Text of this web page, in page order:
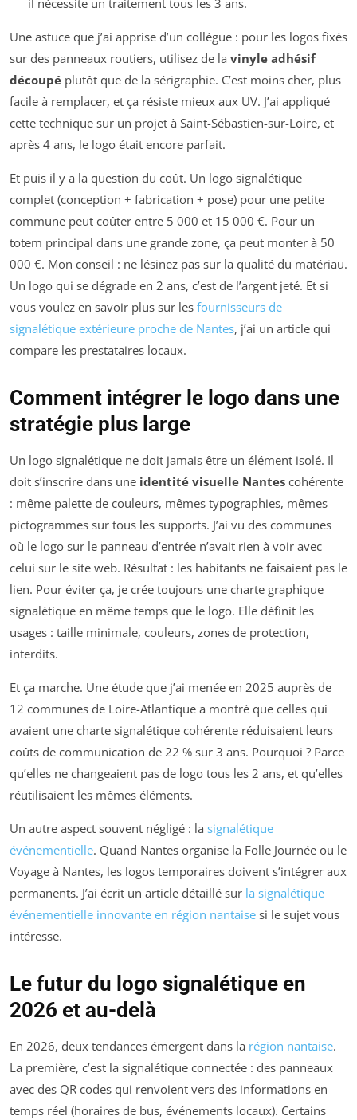
il nécessite un traitement tous les 3 ans.
Une astuce que j’ai apprise d’un collègue : pour les logos fixés
sur des panneaux routiers, utilisez de la vinyle adhésif
découpé plutôt que de la sérigraphie. C’est moins cher, plus
facile à remplacer, et ça résiste mieux aux UV. J’ai appliqué
cette technique sur un projet à Saint-Sébastien-sur-Loire, et
après 4 ans, le logo était encore parfait.
Et puis il y a la question du coût. Un logo signalétique
complet (conception + fabrication + pose) pour une petite
commune peut coûter entre 5 000 et 15 000 €. Pour un
totem principal dans une grande zone, ça peut monter à 50
000 €. Mon conseil : ne lésinez pas sur la qualité du matériau.
Un logo qui se dégrade en 2 ans, c’est de l’argent jeté. Et si
vous voulez en savoir plus sur les fournisseurs de
signalétique extérieure proche de Nantes, j’ai un article qui
compare les prestataires locaux.
Comment intégrer le logo dans une
stratégie plus large
Un logo signalétique ne doit jamais être un élément isolé. Il
doit s’inscrire dans une identité visuelle Nantes cohérente
: même palette de couleurs, mêmes typographies, mêmes
pictogrammes sur tous les supports. J’ai vu des communes
où le logo sur le panneau d’entrée n’avait rien à voir avec
celui sur le site web. Résultat : les habitants ne faisaient pas le
lien. Pour éviter ça, je crée toujours une charte graphique
signalétique en même temps que le logo. Elle définit les
usages : taille minimale, couleurs, zones de protection,
interdits.
Et ça marche. Une étude que j’ai menée en 2025 auprès de
12 communes de Loire-Atlantique a montré que celles qui
avaient une charte signalétique cohérente réduisaient leurs
coûts de communication de 22 % sur 3 ans. Pourquoi ? Parce
qu’elles ne changeaient pas de logo tous les 2 ans, et qu’elles
réutilisaient les mêmes éléments.
Un autre aspect souvent négligé : la signalétique
événementielle. Quand Nantes organise la Folle Journée ou le
Voyage à Nantes, les logos temporaires doivent s’intégrer aux
permanents. J’ai écrit un article détaillé sur la signalétique
événementielle innovante en région nantaise si le sujet vous
intéresse.
Le futur du logo signalétique en
2026 et au-delà
En 2026, deux tendances émergent dans la région nantaise.
La première, c’est la signalétique connectée : des panneaux
avec des QR codes qui renvoient vers des informations en
temps réel (horaires de bus, événements locaux). Certains